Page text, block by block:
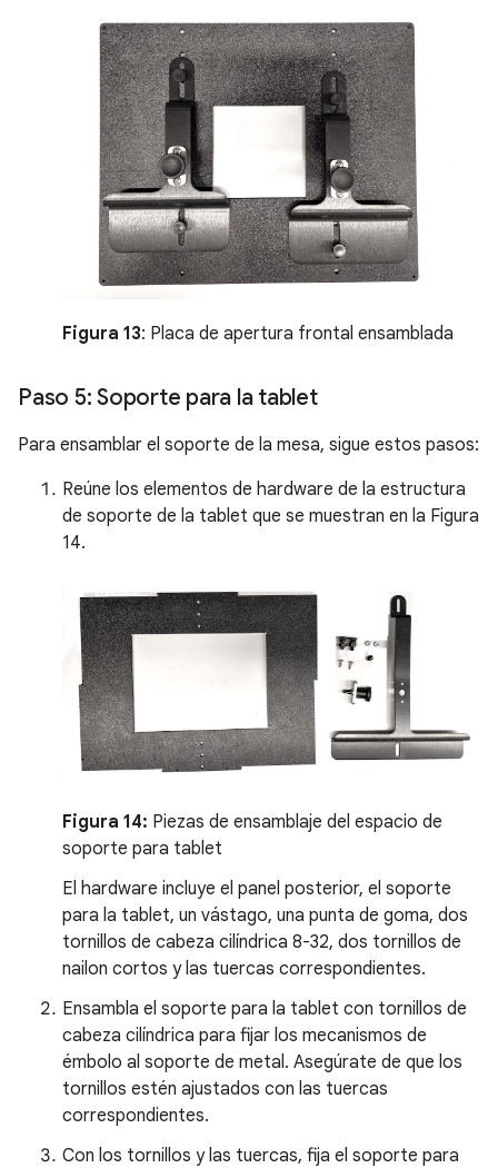
Figura 13: Placa de apertura frontal ensamblada
Paso 5: Soporte para la tablet
Para ensamblar el soporte de la mesa, sigue estos pasos:
Reúne los elementos de hardware de la estructura
de soporte de la tablet que se muestran en la Figura
14.
Figura 14: Piezas de ensamblaje del espacio de
soporte para tablet
El hardware incluye el panel posterior, el soporte
para la tablet, un vástago, una punta de goma, dos
tornillos de cabeza cilíndrica 8-32, dos tornillos de
nailon cortos y las tuercas correspondientes.
Ensambla el soporte para la tablet con tornillos de
cabeza cilíndrica para fijar los mecanismos de
émbolo al soporte de metal. Asegúrate de que los
tornillos estén ajustados con las tuercas
correspondientes.
Con los tornillos y las tuercas, fija el soporte para